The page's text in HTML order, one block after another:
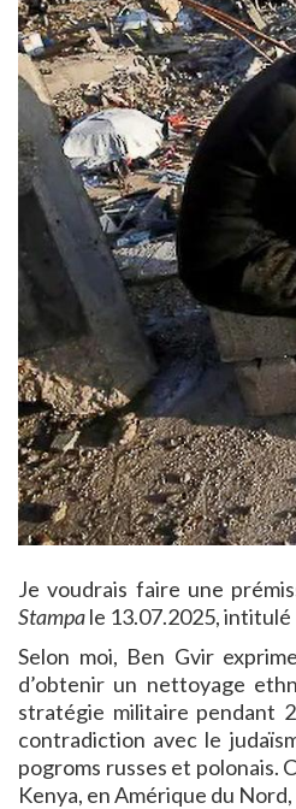
Je voudrais faire une
Stampale 13.07.2025, intitulé
Selon moi, Ben Gvir
d’obtenir un nettoyage
stratégie militaire pendant
contradiction avec le
pogroms russes et polonais.
Kenya, en Amérique du